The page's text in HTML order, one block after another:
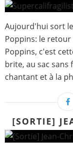
Aujourd'hui sort
Poppins: le
Poppins, c'est
brite, au sac
chantant et à la
[SORTIE]